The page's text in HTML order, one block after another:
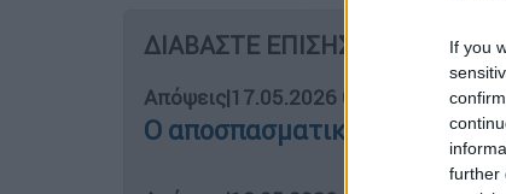
If you
further
ΔΙΑΒΑΣΤΕ ΕΠΙΣΗΣ
Απόψεις|17.05.2026 06:45
Ο αποσπασματικός Τρίτος